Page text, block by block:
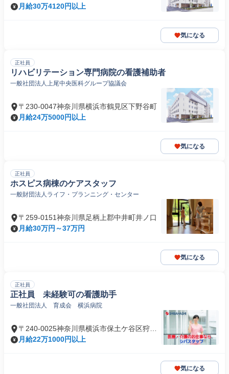
月給30万4120円以上
気になる
正社員
リハビリテーション専門病院の看護補助者
一般社団法人上尾中央医科グループ協議会
〒230-0047神奈川県横浜市鶴見区下野谷町
月給24万5000円以上
気になる
正社員
ホスピス病棟のケアスタッフ
一般財団法人ライフ・プランニング・センター
〒259-0151神奈川県足柄上郡中井町井ノ口
月給30万円～37万円
気になる
正社員
正社員 未経験可の看護助手
一般社団法人 育成会 横浜病院
〒240-0025神奈川県横浜市保土ケ谷区狩場
町
月給22万1000円以上
気になる